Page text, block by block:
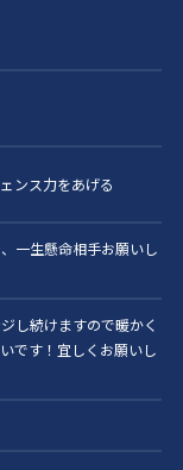
ンス力をあげる
一生懸命相手お願いし
し続けますので暖かく
です！宜しくお願いし